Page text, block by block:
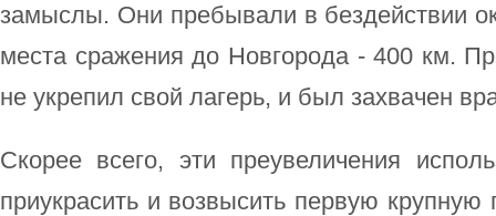
замыслы. Они пребывали в бездействии
места сражения до Новгорода - 400 км.
не укрепил свой лагерь, и был захвачен
Скорее всего, эти преувеличения
приукрасить и возвысить первую